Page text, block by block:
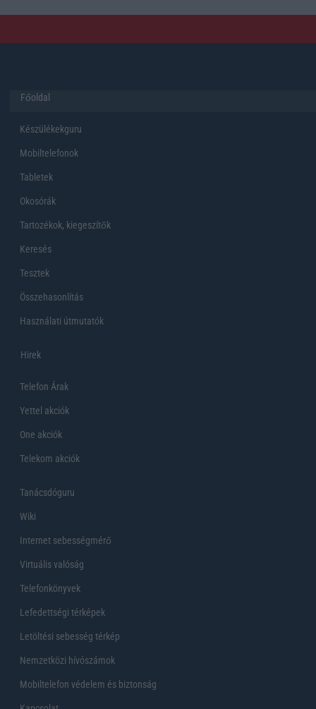
Főoldal
Készülékekguru
Mobiltelefonok
Tabletek
Okosórák
Tartozékok, kiegeszítők
Keresés
Tesztek
Összehasonlítás
Használati útmutatók
Hirek
Telefon Árak
Yettel akciók
One akciók
Telekom akciók
Tanácsdóguru
Wiki
Internet sebességmérő
Virtuális valóság
Telefonkönyvek
Lefedettségi térképek
Letöltési sebesség térkép
Nemzetközi hívószámok
Mobiltelefon védelem és biztonság